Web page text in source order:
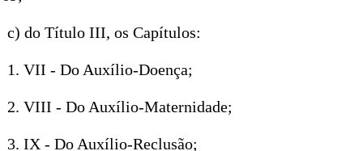
c) do Título III, os Capítulos:
1. VII - Do Auxílio-Doença;
2. VIII - Do Auxílio-Maternidade;
3. IX - Do Auxílio-Reclusão;